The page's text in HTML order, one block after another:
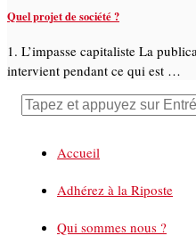
Quel projet de société ?
1. L’impasse capitaliste La
intervient pendant ce qui est …
Accueil
Adhérez à la Riposte
Qui sommes nous ?